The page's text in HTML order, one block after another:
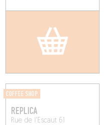
COFFEE SHOP
REPLICA
Rue de l'Escaut 61